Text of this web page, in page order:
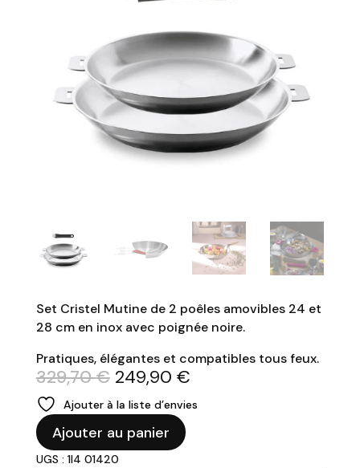
Set Cristel Mutine de 2 poêles amovibles 24 et
28 cm en inox avec poignée noire.
Pratiques, élégantes et compatibles tous feux.
329,70€ Le
prix
initial
était :
329,70 €.
249,90 €Le
actuel
Ajouter à la liste d’envies
quantité
de
CRISTEL
Ajouter au panier
UGS : 1I4 01420